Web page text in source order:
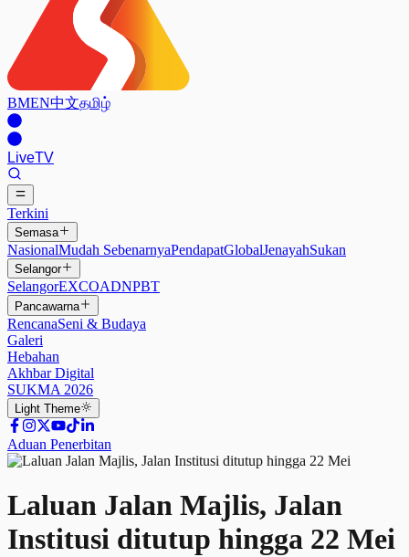
BMEN中文தமிழ்
LiveTV
Terkini
Semasa
NasionalMudah SebenarnyaPendapatGlobalJenayahSukan
Selangor
SelangorEXCOADNPBT
Pancawarna
RencanaSeni & Budaya
Galeri
Hebahan
Akhbar Digital
SUKMA 2026
Light Theme
Aduan Penerbitan
Laluan Jalan Majlis, Jalan
Institusi ditutup hingga 22 Mei